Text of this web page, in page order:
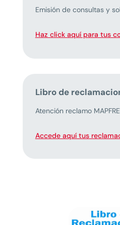
Emisión de consultas y
Haz click aquí para tus
Libro de
Atención reclamo
Accede aquí tus